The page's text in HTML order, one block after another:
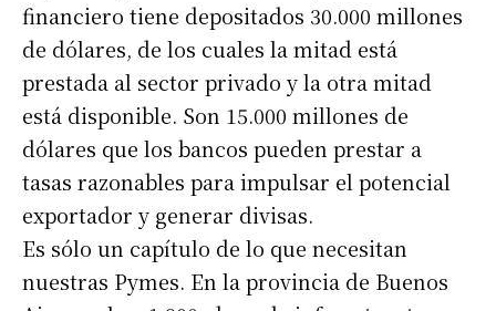
financiero tiene depositados 30.000 millones
de dólares, de los cuales la mitad está
prestada al sector privado y la otra mitad
está disponible. Son 15.000 millones de
dólares que los bancos pueden prestar a
tasas razonables para impulsar el potencial
exportador y generar divisas.
Es sólo un capítulo de lo que necesitan
nuestras Pymes. En la provincia de Buenos